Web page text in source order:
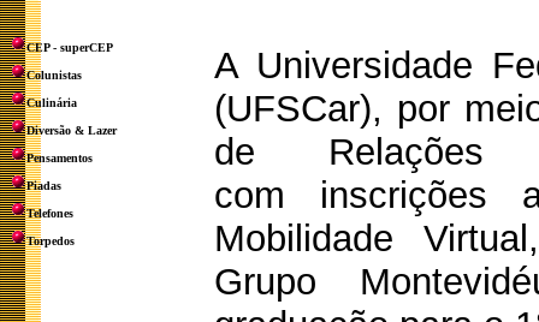
CEP - superCEP
Colunistas
Culinária
Diversão & Lazer
Pensamentos
Piadas
Telefones
Torpedos
A Universidade
(UFSCar), por
de Relações
com inscrições
Mobilidade
Grupo